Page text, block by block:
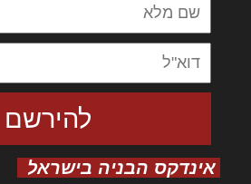
אינדקס הבניה בישראל